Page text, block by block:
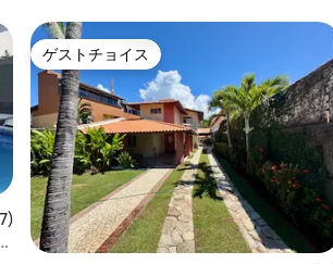
37件、5つ星中5.0つ星の平均評価
ゲストチョイス
ゲストチョイス